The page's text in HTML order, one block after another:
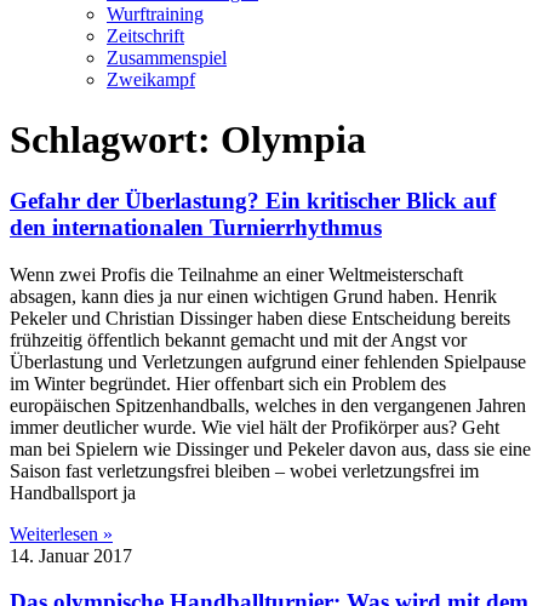
Wurftraining
Zeitschrift
Zusammenspiel
Zweikampf
Schlagwort: Olympia
Gefahr der Überlastung? Ein kritischer Blick auf
den internationalen Turnierrhythmus
Wenn zwei Profis die Teilnahme an einer Weltmeisterschaft
absagen, kann dies ja nur einen wichtigen Grund haben. Henrik
Pekeler und Christian Dissinger haben diese Entscheidung bereits
frühzeitig öffentlich bekannt gemacht und mit der Angst vor
Überlastung und Verletzungen aufgrund einer fehlenden Spielpause
im Winter begründet. Hier offenbart sich ein Problem des
europäischen Spitzenhandballs, welches in den vergangenen Jahren
immer deutlicher wurde. Wie viel hält der Profikörper aus? Geht
man bei Spielern wie Dissinger und Pekeler davon aus, dass sie eine
Saison fast verletzungsfrei bleiben – wobei verletzungsfrei im
Handballsport ja
Weiterlesen »
14. Januar 2017